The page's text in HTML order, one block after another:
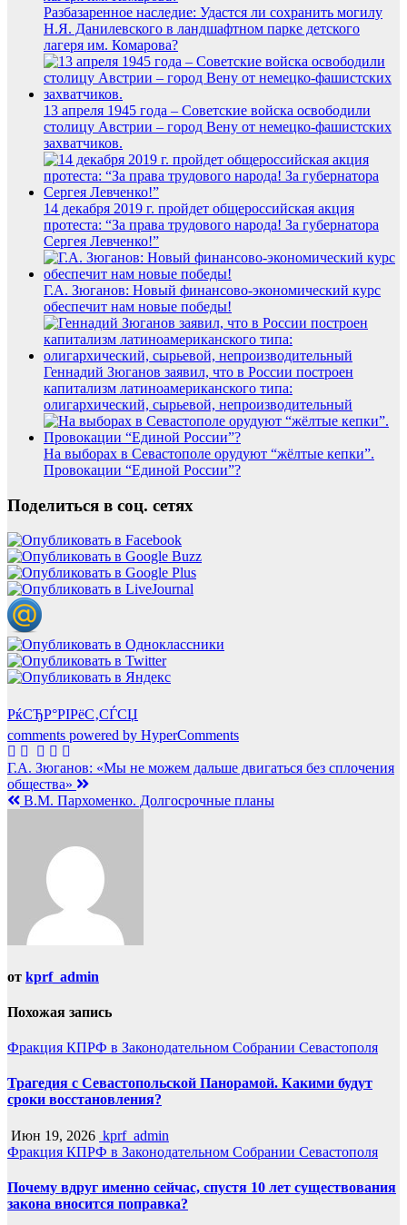
Разбазаренное наследие: Удастся ли сохранить могилу
Н.Я. Данилевского в ландшафтном парке детского
лагеря им. Комарова?
13 апреля 1945 года – Советские войска освободили
столицу Австрии – город Вену от немецко-фашистских
захватчиков.
14 декабря 2019 г. пройдет общероссийская акция
протеста: “За права трудового народа! За губернатора
Сергея Левченко!”
Г.А. Зюганов: Новый финансово-экономический курс
обеспечит нам новые победы!
Геннадий Зюганов заявил, что в России построен
капитализм латиноамериканского типа:
олигархический, сырьевой, непроизводительный
На выборах в Севастополе орудуют “жёлтые кепки”.
Провокации “Единой России”?
Поделиться в соц. сетях
РќСЂР°РІРёС‚СЃСЏ
comments powered by HyperComments
Навигация
по
Г.А. Зюганов: «Мы не можем дальше двигаться без сплочения
общества»
В.М. Пархоменко. Долгосрочные планы
от kprf_admin
Похожая запись
Фракция КПРФ в Законодательном Собрании Севастополя
Трагедия с Севастопольской Панорамой. Какими будут
сроки восстановления?
Июн 19, 2026 kprf_admin
Фракция КПРФ в Законодательном Собрании Севастополя
Почему вдруг именно сейчас, спустя 10 лет существования
закона вносится поправка?